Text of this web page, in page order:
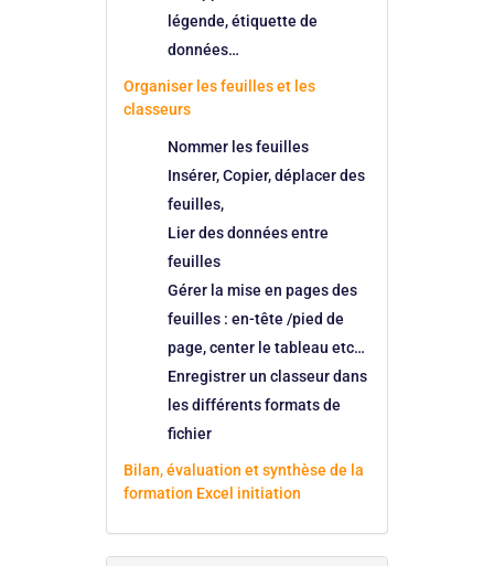
légende, étiquette de
données…
Organiser les feuilles et les
classeurs
Nommer les feuilles
Insérer, Copier, déplacer des
feuilles,
Lier des données entre
feuilles
Gérer la mise en pages des
feuilles : en-tête /pied de
page, center le tableau etc…
Enregistrer un classeur dans
les différents formats de
fichier
Bilan, évaluation et synthèse de la
formation Excel initiation